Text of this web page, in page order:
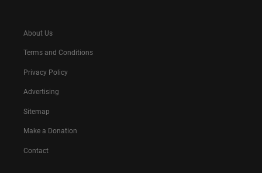
About Us
Terms and Conditions
Privacy Policy
Advertising
Sitemap
Make a Donation
Contact